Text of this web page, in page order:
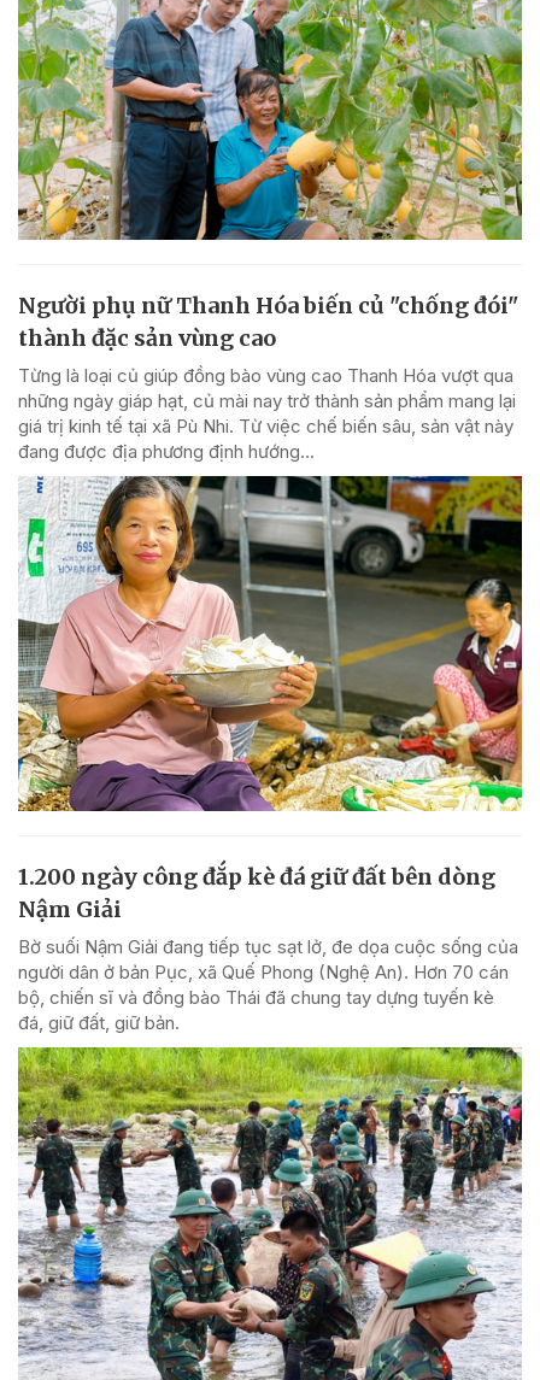
Người phụ nữ Thanh Hóa biến củ "chống đói"
thành đặc sản vùng cao
Từng là loại củ giúp đồng bào vùng cao Thanh Hóa vượt qua
những ngày giáp hạt, củ mài nay trở thành sản phẩm mang lại
giá trị kinh tế tại xã Pù Nhi. Từ việc chế biến sâu, sản vật này
đang được địa phương định hướng...
1.200 ngày công đắp kè đá giữ đất bên dòng
Nậm Giải
Bờ suối Nậm Giải đang tiếp tục sạt lở, đe dọa cuộc sống của
người dân ở bản Pục, xã Quế Phong (Nghệ An). Hơn 70 cán
bộ, chiến sĩ và đồng bào Thái đã chung tay dựng tuyến kè
đá, giữ đất, giữ bản.